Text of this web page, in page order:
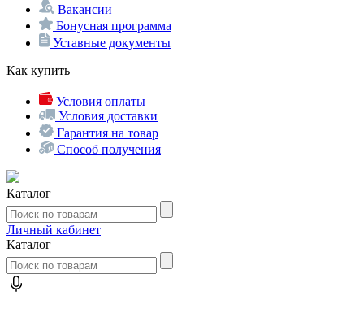
Вакансии
Бонусная программа
Уставные документы
Как купить
Условия оплаты
Условия доставки
Гарантия на товар
Способ получения
Каталог
Личный кабинет
Каталог